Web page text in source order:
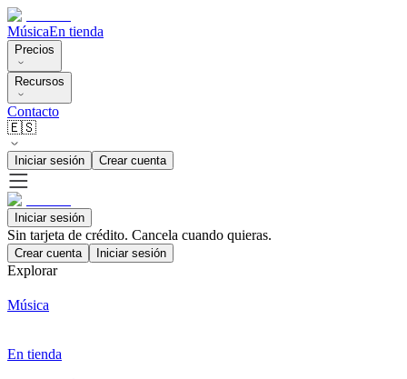
MúsicaEn tienda
Precios
Recursos
Contacto
🇪🇸
Iniciar sesión Crear cuenta
Iniciar sesión
Sin tarjeta de crédito. Cancela cuando quieras.
Crear cuenta Iniciar sesión
Explorar
Música
En tienda